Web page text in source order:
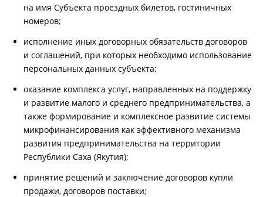
на имя Субъекта проездных билетов, гостиничных
номеров;
исполнение иных договорных обязательств договоров
и соглашений, при которых необходимо использование
персональных данных субъекта;
оказание комплекса услуг, направленных на поддержку
и развитие малого и среднего предпринимательства, а
также формирование и комплексное развитие системы
микрофинансирования как эффективного механизма
развития предпринимательства на территории
Республики Саха (Якутия);
принятие решений и заключение договоров купли
продажи, договоров поставки;